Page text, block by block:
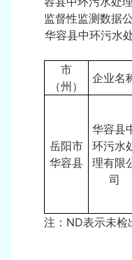
监督性监测数据
华容县中环污水
市
（州）
企业名
岳阳市
华容县
华容县
环污水
理有限
司
注：ND表示未检